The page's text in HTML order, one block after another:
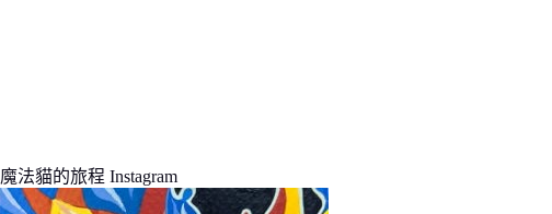
魔法貓的旅程 Instagram